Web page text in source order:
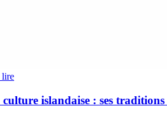
lire
islandaise : ses traditions